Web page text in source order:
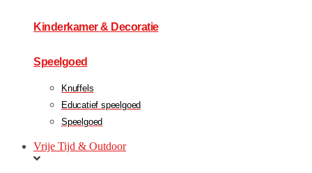
Kinderkamer & Decoratie
Speelgoed
Knuffels
Educatief speelgoed
Speelgoed
Vrije Tijd & Outdoor